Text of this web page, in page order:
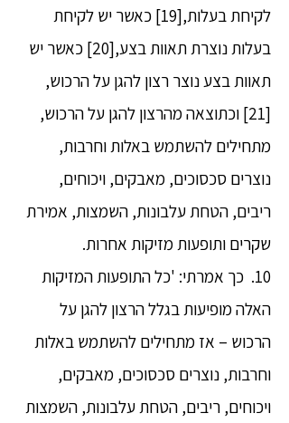
לקיחת בעלות,[19] כאשר יש לקיחת
בעלות נוצרת תאוות בצע,[20] כאשר יש
תאוות בצע נוצר רצון להגן על הרכוש,
[21] וכתוצאה מהרצון להגן על הרכוש,
מתחילים להשתמש באלות וחרבות,
נוצרים סכסוכים, מאבקים, ויכוחים,
ריבים, הטחת עלבונות, השמצות, אמירת
שקרים ותופעות מזיקות אחרות.
10. כך אמרתי: 'כל התופעות המזיקות
האלה מופיעות בגלל הרצון להגן על
הרכוש – אז מתחילים להשתמש באלות
וחרבות, נוצרים סכסוכים, מאבקים,
ויכוחים, ריבים, הטחת עלבונות, השמצות